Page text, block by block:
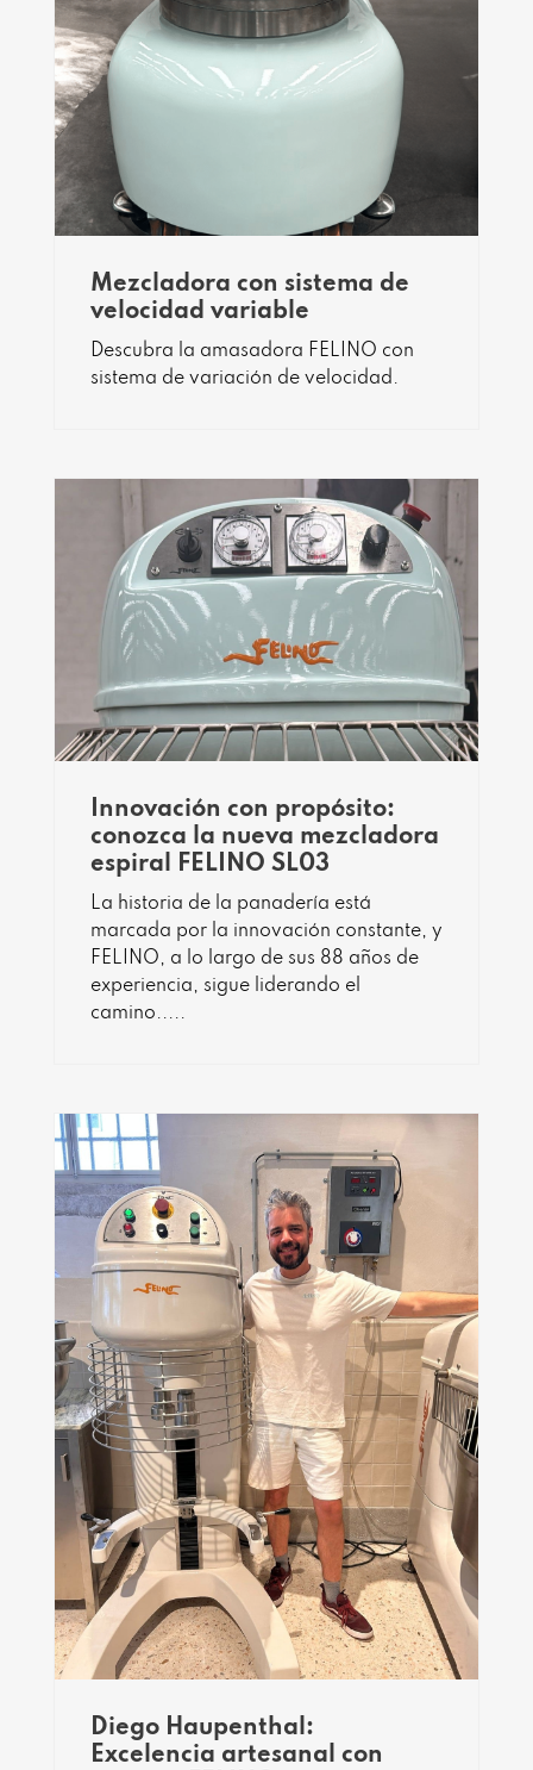
Mezcladora con sistema de
velocidad variable
Descubra la amasadora FELINO con
sistema de variación de velocidad.
Innovación con propósito:
conozca la nueva mezcladora
espiral FELINO SL03
La historia de la panadería está
marcada por la innovación constante, y
FELINO, a lo largo de sus 88 años de
experiencia, sigue liderando el
camino.....
Diego Haupenthal:
Excelencia artesanal con